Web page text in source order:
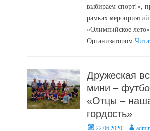
выбираем спорт!»,
рамках мероприятий
«Олимпийское
Организатором
Дружеская
мини –
«Отцы –
гордость»
Posted22.06.2020 Authoradmin